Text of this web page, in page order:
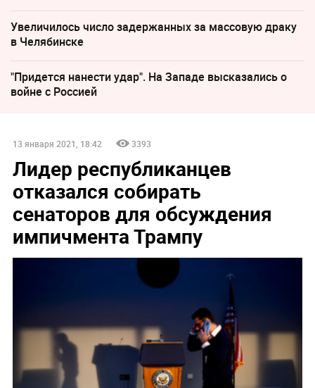
Увеличилось число задержанных за массовую драку
в Челябинске
"Придется нанести удар". На Западе высказались о
войне с Россией
13 января 2021, 18:42 3393
Лидер республиканцев
отказался собирать
сенаторов для обсуждения
импичмента Трампу